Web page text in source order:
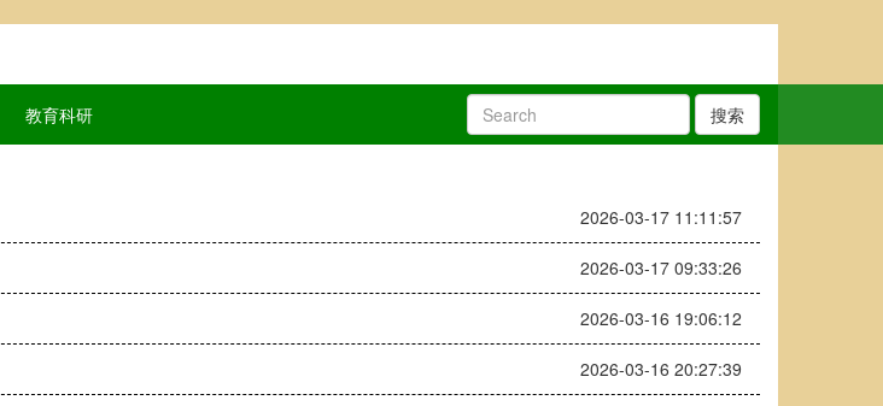
教育科研 搜索
2026-03-17 11:11:57
2026-03-17 09:33:26
2026-03-16 19:06:12
2026-03-16 20:27:39